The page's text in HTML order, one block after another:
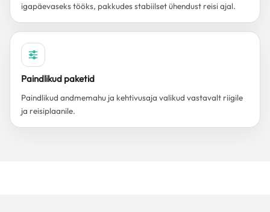
igapäevaseks tööks, pakkudes stabiilset ühendust reisi ajal.
Paindlikud paketid
Paindlikud andmemahu ja kehtivusaja valikud vastavalt riigile
ja reisiplaanile.